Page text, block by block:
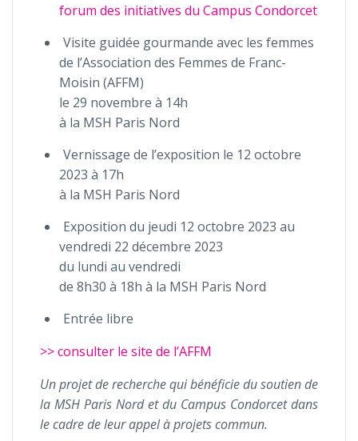
forum des initiatives du Campus Condorcet
Visite guidée gourmande avec les femmes
de l’Association des Femmes de Franc-
Moisin (AFFM)
le 29 novembre à 14h
à la MSH Paris Nord
Vernissage de l’exposition le 12 octobre
2023 à 17h
à la MSH Paris Nord
Exposition du jeudi 12 octobre 2023 au
vendredi 22 décembre 2023
du lundi au vendredi
de 8h30 à 18h à la MSH Paris Nord
Entrée libre
>> consulter le site de l’AFFM
Un projet de recherche qui bénéficie du soutien de
la MSH Paris Nord et du Campus Condorcet dans
le cadre de leur appel à projets commun.